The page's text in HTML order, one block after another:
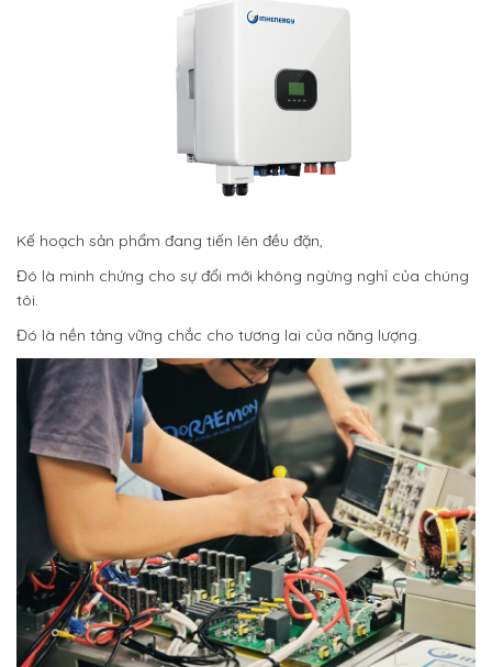
Kế hoạch sản phẩm đang tiến lên đều đặn,
Đó là minh chứng cho sự đổi mới không ngừng nghỉ của chúng
tôi.
Đó là nền tảng vững chắc cho tương lai của năng lượng.